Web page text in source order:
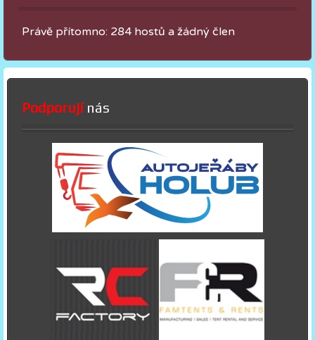
Právě přítomno: 284 hostů a žádný člen
Podporujínás